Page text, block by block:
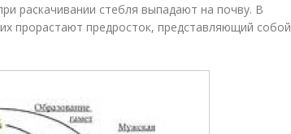
раскачивании стебля выпадают на почву. В
прорастают предросток, представляющий собой